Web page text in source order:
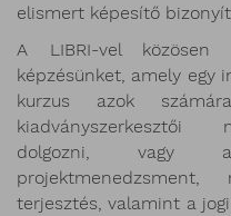
elismert képesítő
A LIBRI-vel közösen
képzésünket, amely egy
kurzus azok
kiadványszerkesztői
dolgozni, vagy
terjesztés, valamint a